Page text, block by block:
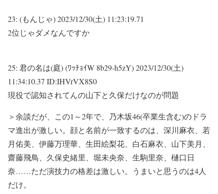
23: (もんじゃ)2023/12/30(土) 11:23:19.71
2位じゃダメなんですか
25: 君の名は(庭) (ﾜｯﾁｮｲW 8b29-h5zY)2023/12/30(土)
11:34:10.37 ID:IHVrVX8S0
現役で認知されてんの山下と久保だけなのが問題
＞余談だが、この1～2年で、乃木坂46(卒業生含む)のドラ
マ進出が激しい。顔と名前が一致するのは、深川麻衣、若
月佑美、伊藤万理華、生田絵梨花、白石麻衣、山下美月、
齋藤飛鳥、久保史緒里、堀未央奈、生駒里奈、樋口日
奈……ただ演技力の格差は激しい。うまいと思うのは4人
だけ。